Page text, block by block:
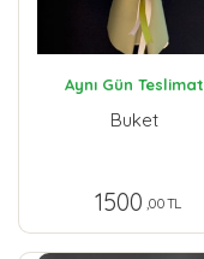
Aynı Gün Teslimat
Buket
1500 ,00 TL